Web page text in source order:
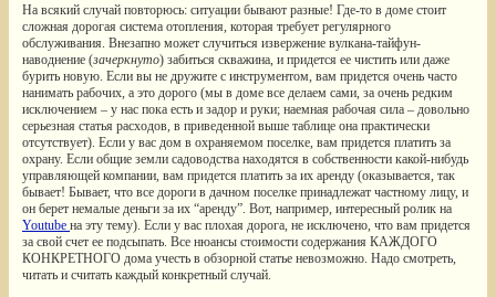
На всякий случай повторюсь: ситуации бывают разные! Где-то в доме стоит
сложная дорогая система отопления, которая требует регулярного
обслуживания. Внезапно может случиться извержение вулкана-тайфун-
наводнение (зачеркнуто) забиться скважина, и придется ее чистить или даже
бурить новую. Если вы не дружите с инструментом, вам придется очень часто
нанимать рабочих, а это дорого (мы в доме все делаем сами, за очень редким
исключением – у нас пока есть и задор и руки; наемная рабочая сила – довольно
серьезная статья расходов, в приведенной выше таблице она практически
отсутствует). Если у вас дом в охраняемом поселке, вам придется платить за
охрану. Если общие земли садоводства находятся в собственности какой-нибудь
управляющей компании, вам придется платить за их аренду (оказывается, так
бывает! Бывает, что все дороги в дачном поселке принадлежат частному лицу, и
он берет немалые деньги за их “аренду”. Вот, например, интересный ролик на
Youtube на эту тему). Если у вас плохая дорога, не исключено, что вам придется
за свой счет ее подсыпать. Все нюансы стоимости содержания КАЖДОГО
КОНКРЕТНОГО дома учесть в обзорной статье невозможно. Надо смотреть,
читать и считать каждый конкретный случай.